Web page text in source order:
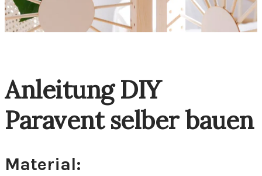
Anleitung DIY
Paravent selber bauen
Material: